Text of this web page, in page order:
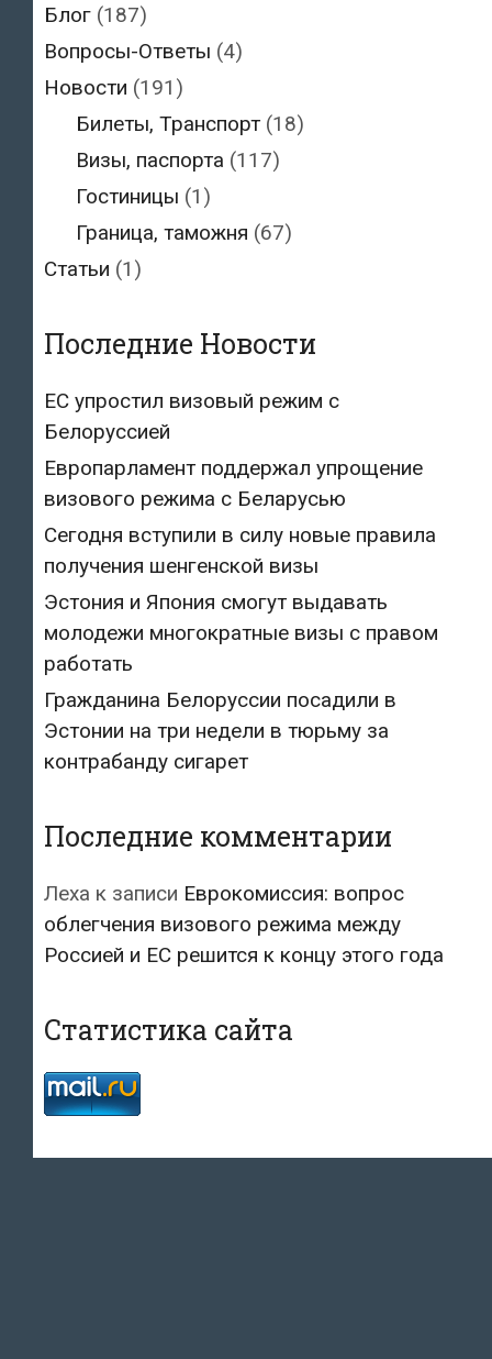
Блог (187)
Вопросы-Ответы (4)
Новости (191)
Билеты, Транспорт(18)
Визы, паспорта (117)
Гостиницы (1)
Граница, таможня (67)
Статьи (1)
Последние Новости
ЕС упростил визовый режим с
Белоруссией
Европарламент поддержал упрощение
визового режима с Беларусью
Сегодня вступили в силу новые правила
получения шенгенской визы
Эстония и Япония смогут выдавать
молодежи многократные визы с правом
работать
Гражданина Белоруссии посадили в
Эстонии на три недели в тюрьму за
контрабанду сигарет
Последние комментарии
Леха к записи Еврокомиссия: вопрос
облегчения визового режима между
Россией и ЕС решится к концу этого года
Статистика сайта